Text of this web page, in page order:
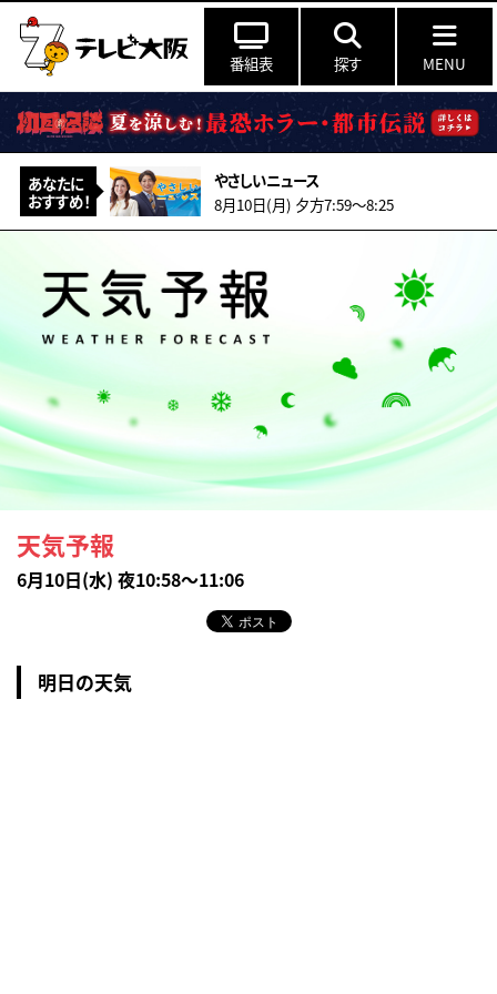
番組表 探す MENU
あなたに
おすすめ！
やさしいニュース
8月10日(月) 夕方7:59〜8:25
天気予報
6月10日(水) 夜10:58～11:06
明日の天気